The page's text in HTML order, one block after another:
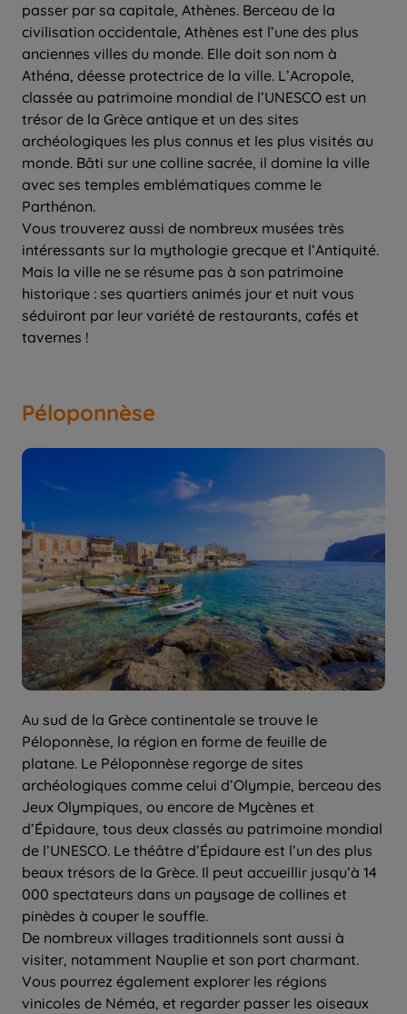
passer par sa capitale, Athènes. Berceau de la
civilisation occidentale, Athènes est l’une des plus
anciennes villes du monde. Elle doit son nom à
Athéna, déesse protectrice de la ville. L’Acropole,
classée au patrimoine mondial de l’UNESCO est un
trésor de la Grèce antique et un des sites
archéologiques les plus connus et les plus visités au
monde. Bâti sur une colline sacrée, il domine la ville
avec ses temples emblématiques comme le
Parthénon.
Vous trouverez aussi de nombreux musées très
intéressants sur la mythologie grecque et l’Antiquité.
Mais la ville ne se résume pas à son patrimoine
historique : ses quartiers animés jour et nuit vous
séduiront par leur variété de restaurants, cafés et
tavernes !
Péloponnèse
Au sud de la Grèce continentale se trouve le
Péloponnèse, la région en forme de feuille de
platane. Le Péloponnèse regorge de sites
archéologiques comme celui d’Olympie, berceau des
Jeux Olympiques, ou encore de Mycènes et
d’Épidaure, tous deux classés au patrimoine mondial
de l’UNESCO. Le théâtre d’Épidaure est l’un des plus
beaux trésors de la Grèce. Il peut accueillir jusqu’à 14
000 spectateurs dans un paysage de collines et
pinèdes à couper le souffle.
De nombreux villages traditionnels sont aussi à
visiter, notamment Nauplie et son port charmant.
Vous pourrez également explorer les régions
vinicoles de Néméa, et regarder passer les oiseaux